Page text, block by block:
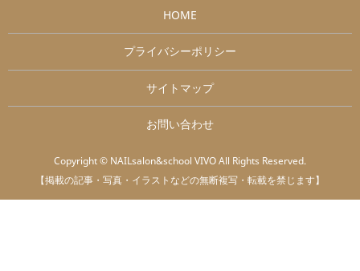
HOME
プライバシーポリシー
サイトマップ
お問い合わせ
Copyright © NAILsalon&school VIVO All Rights Reserved.
【掲載の記事・写真・イラストなどの無断複写・転載を禁じます】